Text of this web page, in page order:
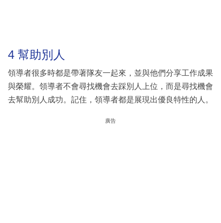
4 幫助別人
領導者很多時都是帶著隊友一起來，並與他們分享工作成果
與榮耀。領導者不會尋找機會去踩別人上位，而是尋找機會
去幫助別人成功。記住，領導者都是展現出優良特性的人。
廣告